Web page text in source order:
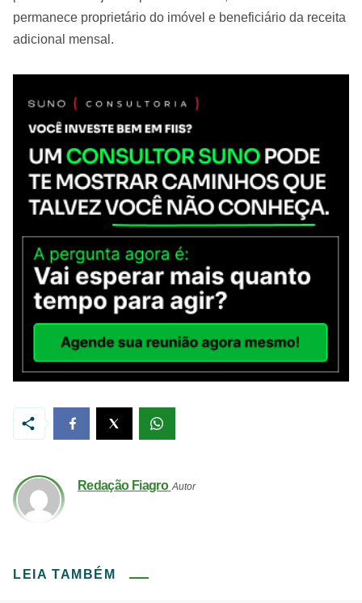
permanece proprietário do imóvel e beneficiário da receita
adicional mensal.
Redação Fiagro Autor
LEIA TAMBÉM